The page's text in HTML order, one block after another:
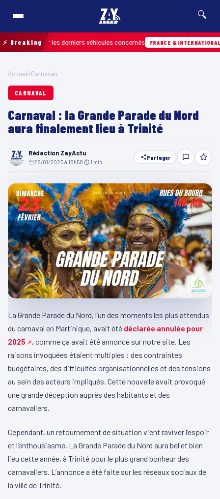
🔍
⚡ Breakingles derniers véhicules concernés FRANCE & INTERNATIONALE
Accueil›Carnaval›
CARNAVAL
Carnaval : la Grande Parade du Nord
aura finalement lieu à Trinité
Rédaction ZayActu
28/01/2025 à 18h58 ⏱ 1 min
Partager
La Grande Parade du Nord, l’un des moments les plus attendus
du carnaval en Martinique, avait été déclarée annulée pour
2025
, comme ça avait été annoncé sur notre site. Les
raisons invoquées étaient multiples : des contraintes
budgétaires, des difficultés organisationnelles et des tensions
au sein des acteurs impliqués. Cette nouvelle avait provoqué
une grande déception auprès des habitants et des
carnavaliers.
Cependant, un retournement de situation vient raviver l’espoir
et l’enthousiasme. La Grande Parade du Nord aura bel et bien
lieu cette année, à Trinité pour le plus grand bonheur des
carnavaliers. L’annonce a été faite sur les réseaux sociaux de
la ville de Trinité.